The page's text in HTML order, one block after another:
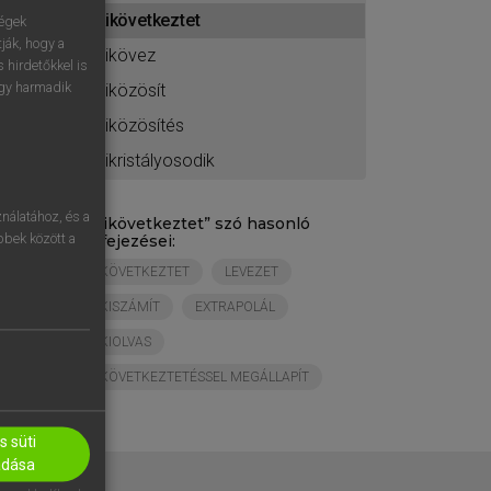
kikövetkeztet
kikövez
kiközösít
kiközösítés
kikristályosodik
„ kikövetkeztet” szó hasonló
kifejezései:
KÖVETKEZTET LEVEZET
KISZÁMÍT EXTRAPOLÁL
KIOLVAS
KÖVETKEZTETÉSSEL MEGÁLLAPÍT
hogy a
hirdetőkkel is
harmadik
és a
között a
süti